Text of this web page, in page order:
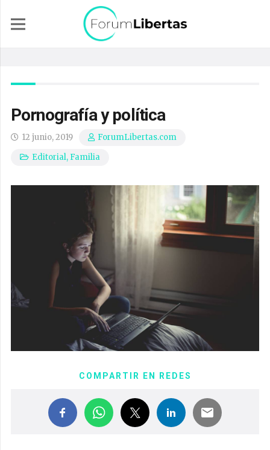
Pornografía y política
12 junio, 2019
ForumLibertas.com
Editorial, Familia
COMPARTIR EN REDES